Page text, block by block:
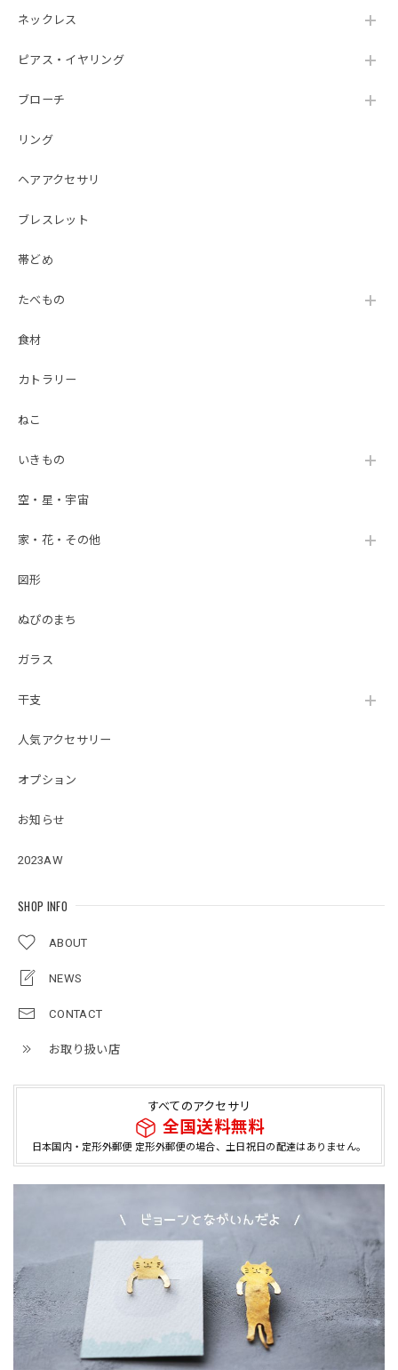
ネックレス
ピアス・イヤリング
ブローチ
リング
ヘアアクセサリ
ブレスレット
帯どめ
たべもの
食材
カトラリー
ねこ
いきもの
空・星・宇宙
家・花・その他
図形
ぬぴのまち
ガラス
干支
人気アクセサリー
オプション
お知らせ
2023AW
SHOP INFO
ABOUT
NEWS
CONTACT
お取り扱い店
すべてのアクセサリ
全国送料無料
日本国内・定形外郵便 定形外郵便の場合、土日祝日の配達はありません。